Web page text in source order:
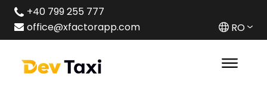
+40 799 255 777
office@xfactorapp.com
RO